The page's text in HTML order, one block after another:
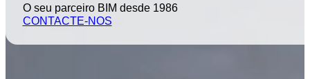
O seu parceiro BIM desde 1986
CONTACTE-NOS